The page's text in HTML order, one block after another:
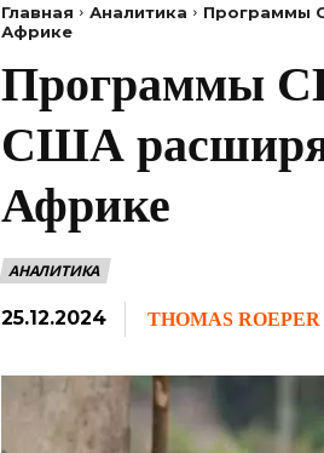
Главная Аналитика
Программы
Африке
Программы
США
Африке
АНАЛИТИКА
25.12.2024 THOMAS ROEPER